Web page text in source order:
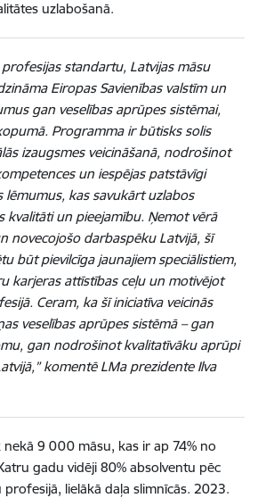
uzlabošanā.
standartu, Latvijas māsu
Eiropas Savienības valstīm un
gan veselības aprūpes sistēmai,
Programma ir būtisks solis
izaugsmes veicināšanā, nodrošinot
un iespējas patstāvīgi
lēmumus, kas savukārt uzlabos
kvalitāti un pieejamību. Ņemot vērā
novecojošo darbaspēku Latvijā, šī
būt pievilcīga jaunajiem speciālistiem,
karjeras attīstības ceļu un motivējot
Ceram, ka šī iniciatīva veicinās
veselības aprūpes sistēmā – gan
gan nodrošinot kvalitatīvāku aprūpi
komentē LMa prezidente Ilva
nekā 9 000 māsu, kas ir ap 74% no
gadu vidēji 80% absolventu pēc
lielākā daļa slimnīcās. 2023.